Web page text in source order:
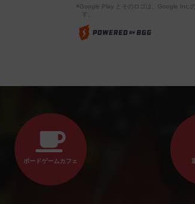
※Google Play とそのロゴは、Google Inc.
す。
ボードゲームカフェ